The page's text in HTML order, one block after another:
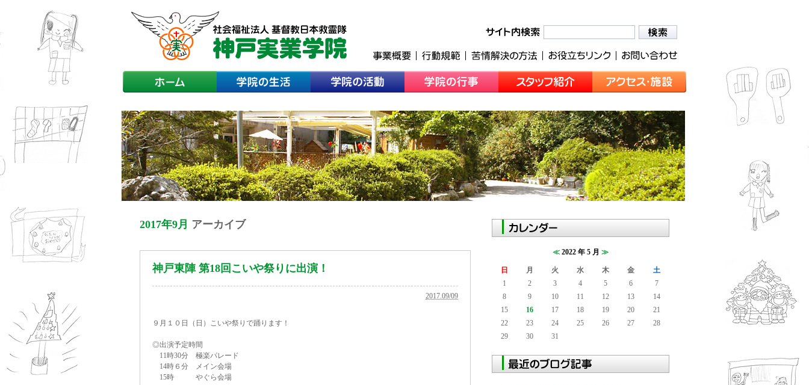
2017年9月 アーカイブ
神戸東陣 第18回こいや祭りに出演！
2017.09/09
９月１０日（日）こいや祭りで踊ります！
◎出演予定時間
11時30分 極楽パレード
14時６分 メイン会場
15時 やぐら会場
≪ 2022 年 5 月 ≫
日 月 火 水 木 金
土
1
2 3 4 5 6
7
8
9 10 11 12 13
14
15
16 17 18 19 20
21
22
23 24 25 26 27
28
29
30 31